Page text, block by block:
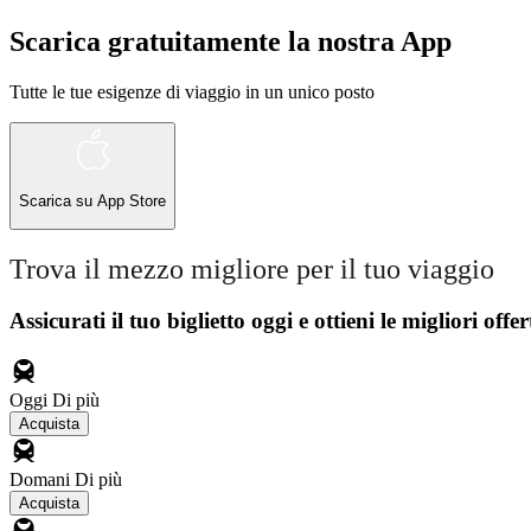
Scarica gratuitamente la nostra App
Tutte le tue esigenze di viaggio in un unico posto
Scarica su App Store
Trova il mezzo migliore per il tuo viaggio
Assicurati il ​​tuo biglietto oggi e ottieni le migliori
Oggi Di più
Acquista
Domani Di più
Acquista